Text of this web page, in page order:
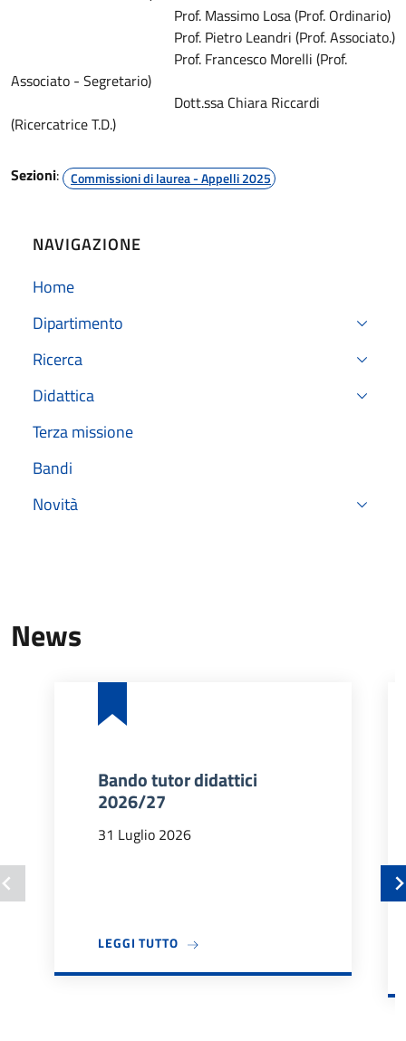
Prof. Massimo Losa (Prof. Ordinario)
Prof. Pietro Leandri (Prof. Associato.)
Prof. Francesco Morelli (Prof.
Associato - Segretario)
Dott.ssa Chiara Riccardi
(Ricercatrice T.D.)
Sezioni: Commissioni di laurea - Appelli 2025
NAVIGAZIONE
Home
Dipartimento
Ricerca
Didattica
Terza missione
Bandi
Novità
News
Bando tutor didattici
2026/27
31 Luglio 2026
LEGGI TUTTOA PROPOSITO DI BANDO TUTOR